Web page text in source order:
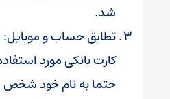
شد.
تطابق حساب و موبایل:
کارت بانکی مورد
حتما به نام خود شخص